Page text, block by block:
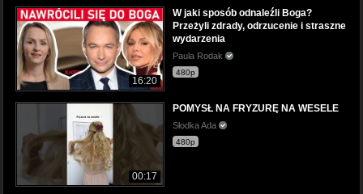
16:20
W jaki sposób odnaleźli Boga?
Przeżyli zdrady, odrzucenie i straszne
wydarzenia
Paula Rodak
480p
00:17
POMYSŁ NA FRYZURĘ NA WESELE
Słodka Ada
480p